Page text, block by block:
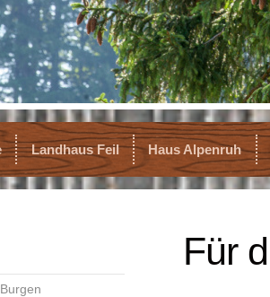
Landhaus Feil Haus Alpenruh
Für